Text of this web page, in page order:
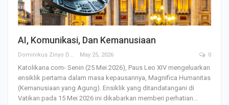
AI, Komunikasi, Dan Kemanusiaan
Dominikus Zinyo Darling May 25, 2026 0
Katolikana.com- Senin (25 Mei 2026), Paus Leo XIV mengeluarkan
ensiklik pertama dalam masa kepausannya, Magnifica Humanitas
(Kemanusiaan yang Agung). Ensiklik yang ditandatangani di
Vatikan pada 15 Mei 2026 ini dikabarkan memberi perhatian…